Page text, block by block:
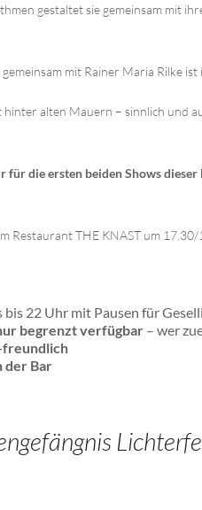
gestaltet sie gemeinsam mit
mit Rainer Maria Rilke ist
alten Mauern – sinnlich und
für die ersten beiden Shows dieser
Restaurant THE KNAST um
bis 22 Uhr mit Pausen für
begrenzt verfügbar – wer
freundlich
der Bar